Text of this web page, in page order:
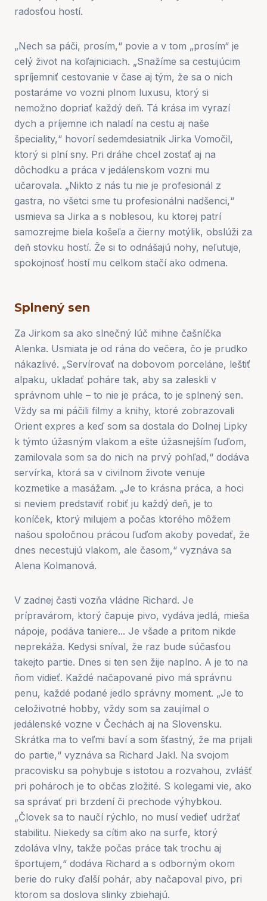
radosťou hostí.
„Nech sa páči, prosím,“ povie a v tom „prosím“ je
celý život na koľajniciach. „Snažíme sa cestujúcim
spríjemniť cestovanie v čase aj tým, že sa o nich
postaráme vo vozni plnom luxusu, ktorý si
nemožno dopriať každý deň. Tá krása im vyrazí
dych a príjemne ich naladí na cestu aj naše
špeciality,“ hovorí sedemdesiatnik Jirka Vomočil,
ktorý si plní sny. Pri dráhe chcel zostať aj na
dôchodku a práca v jedálenskom vozni mu
učarovala. „Nikto z nás tu nie je profesionál z
gastra, no všetci sme tu profesionálni nadšenci,“
usmieva sa Jirka a s noblesou, ku ktorej patrí
samozrejme biela košeľa a čierny motýlik, obslúži za
deň stovku hostí. Že si to odnášajú nohy, neľutuje,
spokojnosť hostí mu celkom stačí ako odmena.
Splnený sen
Za Jirkom sa ako slnečný lúč mihne čašníčka
Alenka. Usmiata je od rána do večera, čo je prudko
nákazlivé. „Servírovať na dobovom porceláne, leštiť
alpaku, ukladať poháre tak, aby sa zaleskli v
správnom uhle – to nie je práca, to je splnený sen.
Vždy sa mi páčili filmy a knihy, ktoré zobrazovali
Orient expres a keď som sa dostala do Dolnej Lipky
k týmto úžasným vlakom a ešte úžasnejším ľuďom,
zamilovala som sa do nich na prvý pohľad,“ dodáva
servírka, ktorá sa v civilnom živote venuje
kozmetike a masážam. „Je to krásna práca, a hoci
si neviem predstaviť robiť ju každý deň, je to
koníček, ktorý milujem a počas ktorého môžem
našou spoločnou prácou ľuďom akoby povedať, že
dnes necestujú vlakom, ale časom,“ vyznáva sa
Alena Kolmanová.
V zadnej časti vozňa vládne Richard. Je
prípravárom, ktorý čapuje pivo, vydáva jedlá, mieša
nápoje, podáva taniere... Je všade a pritom nikde
neprekáža. Kedysi sníval, že raz bude súčasťou
takejto partie. Dnes si ten sen žije naplno. A je to na
ňom vidieť. Každé načapované pivo má správnu
penu, každé podané jedlo správny moment. „Je to
celoživotné hobby, vždy som sa zaujímal o
jedálenské vozne v Čechách aj na Slovensku.
Skrátka ma to veľmi baví a som šťastný, že ma prijali
do partie,“ vyznáva sa Richard Jakl. Na svojom
pracovisku sa pohybuje s istotou a rozvahou, zvlášť
pri pohároch je to občas zložité. S kolegami vie, ako
sa správať pri brzdení či prechode výhybkou.
„Človek sa to naučí rýchlo, no musí vedieť udržať
stabilitu. Niekedy sa cítim ako na surfe, ktorý
zdoláva vlny, takže počas práce tak trochu aj
športujem,“ dodáva Richard a s odborným okom
berie do ruky ďalší pohár, aby načapoval pivo, pri
ktorom sa doslova slinky zbiehajú.